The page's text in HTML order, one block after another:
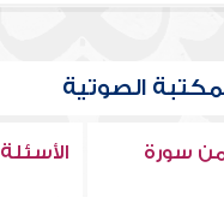
الصوتية
من سورة
الأسئلة